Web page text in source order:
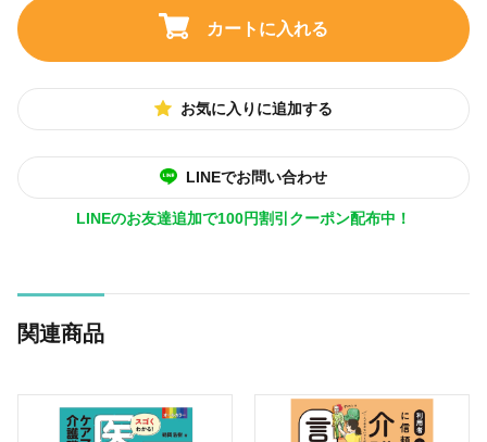
カートに入れる
お気に入りに追加する
LINEでお問い合わせ
LINEのお友達追加で100円割引クーポン配布中！
関連商品